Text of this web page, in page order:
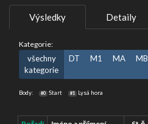
Výsledky Detaily
Kategorie:
všechny
kategorie
DT M1 MA MB
Body: #0 Start #1 Lysá hora